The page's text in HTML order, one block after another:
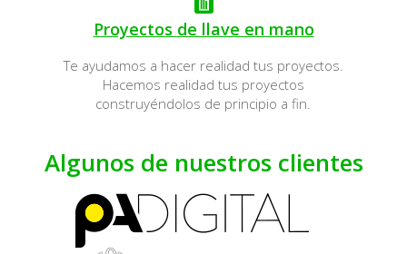
Proyectos de llave en mano
Te ayudamos a hacer realidad tus proyectos.
Hacemos realidad tus proyectos
construyéndolos de principio a fin.
Algunos de nuestros clientes